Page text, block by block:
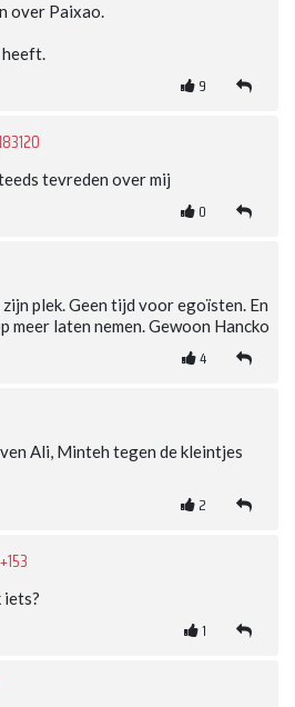
over Paixao.
9
tevreden over mij
0
plek. Geen tijd voor egoïsten. En
meer laten nemen. Gewoon Hancko
4
Ali, Minteh tegen de kleintjes
2
+153
iets?
1